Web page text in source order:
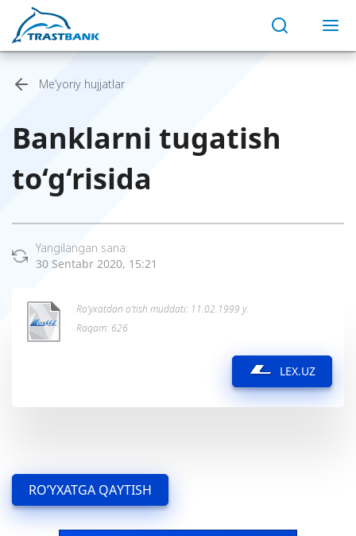
Me’yoriy hujjatlar
Banklarni tugatish
to‘g‘risida
Yangilangan sana:
30 Sentabr 2020, 15:21
Ro’yxatdan o’tish muddati: 11.02.1999 y.
Raqam: 626
LEX.UZ
RO’YXATGA QAYTISH